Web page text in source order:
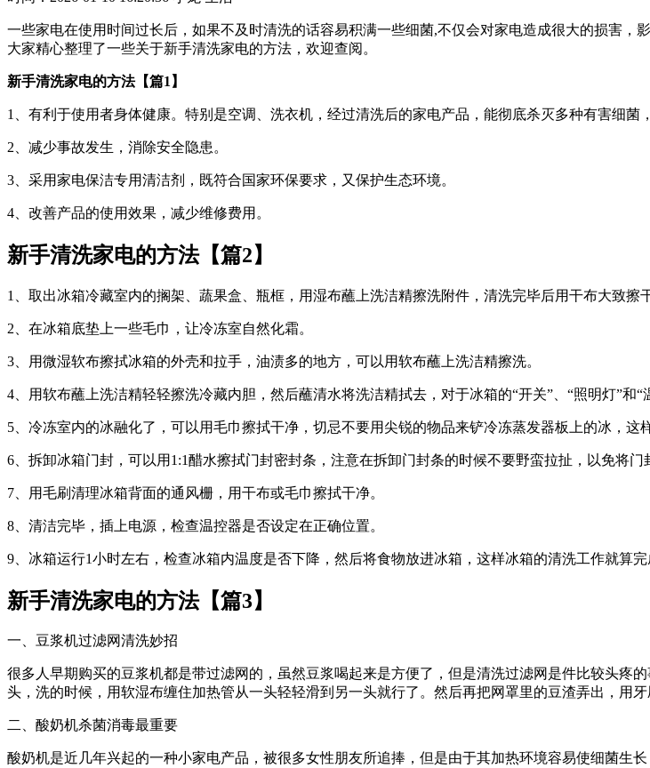
一些家电在使用时间过长后，如果不及时清洗的话容易积满一些细菌,不仅会对家电造成很大的损害
大家精心整理了一些关于新手清洗家电的方法，欢迎查阅。
新手清洗家电的方法【篇1】
1、有利于使用者身体健康。特别是空调、洗衣机，经过清洗后的家电产品，能彻底杀灭多种有害细菌
2、减少事故发生，消除安全隐患。
3、采用家电保洁专用清洁剂，既符合国家环保要求，又保护生态环境。
4、改善产品的使用效果，减少维修费用。
新手清洗家电的方法【篇2】
1、取出冰箱冷藏室内的搁架、蔬果盒、瓶框，用湿布蘸上洗洁精擦洗附件，清洗完毕后用干布大致擦
2、在冰箱底垫上一些毛巾，让冷冻室自然化霜。
3、用微湿软布擦拭冰箱的外壳和拉手，油渍多的地方，可以用软布蘸上洗洁精擦洗。
4、用软布蘸上洗洁精轻轻擦洗冷藏内胆，然后蘸清水将洗洁精拭去，对于冰箱的“开关”、“照明灯”和“
5、冷冻室内的冰融化了，可以用毛巾擦拭干净，切忌不要用尖锐的物品来铲冷冻蒸发器板上的冰，
6、拆卸冰箱门封，可以用1:1醋水擦拭门封密封条，注意在拆卸门封条的时候不要野蛮拉扯，以免将门
7、用毛刷清理冰箱背面的通风栅，用干布或毛巾擦拭干净。
8、清洁完毕，插上电源，检查温控器是否设定在正确位置。
9、冰箱运行1小时左右，检查冰箱内温度是否下降，然后将食物放进冰箱，这样冰箱的清洗工作就算完
新手清洗家电的方法【篇3】
一、豆浆机过滤网清洗妙招
很多人早期购买的豆浆机都是带过滤网的，虽然豆浆喝起来是方便了，但是清洗过滤网是件比较头疼
头，洗的时候，用软湿布缠住加热管从一头轻轻滑到另一头就行了。然后再把网罩里的豆渣弄出，用
二、酸奶机杀菌消毒最重要
酸奶机是近几年兴起的一种小家电产品，被很多女性朋友所追捧，但是由于其加热环境容易使细菌生